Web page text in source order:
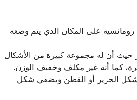
على المكان الذي يتم وضعه
حيث أن له مجموعة كبيرة من الأشكال
كما أنه غير مكلف وخفيف الوزن.
الحرير أو القطن ويضفي شكل